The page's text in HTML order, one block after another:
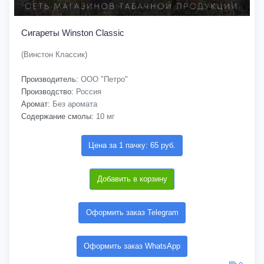
Сигареты Winston Classic
(Винстон Классик)
Производитель: ООО "Петро"
Производство: Россия
Аромат: Без аромата
Содержание смолы: 10 мг
Цена за 1 пачку: 65 руб.
Добавить в корзину
Оформить заказ Telegram
Оформить заказ WhatsApp